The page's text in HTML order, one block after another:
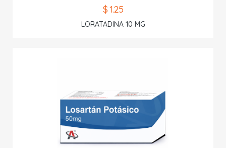
$ 1.25
LORATADINA 10 MG